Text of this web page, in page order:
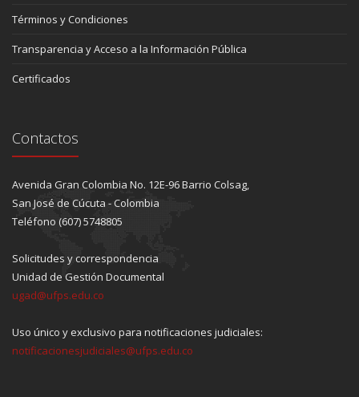
Términos y Condiciones
Transparencia y Acceso a la Información Pública
Certificados
Contactos
Avenida Gran Colombia No. 12E-96 Barrio Colsag,
San José de Cúcuta - Colombia
Teléfono (607) 5748805
Solicitudes y correspondencia
Unidad de Gestión Documental
ugad@ufps.edu.co
Uso único y exclusivo para notificaciones judiciales:
notificacionesjudiciales@ufps.edu.co